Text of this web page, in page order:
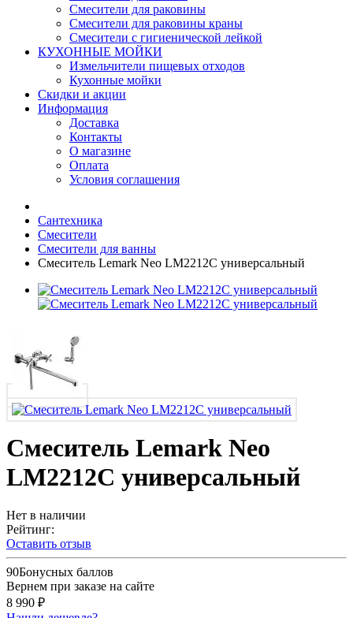
Смесители для раковины
Смесители для раковины краны
Смесители с гигиенической лейкой
КУХОННЫЕ МОЙКИ
Измельчители пищевых отходов
Кухонные мойки
Скидки и акции
Информация
Доставка
Контакты
О магазине
Оплата
Условия соглашения
Сантехника
Смесители
Смесители для ванны
Смеситель Lemark Neo LM2212C универсальный
Смеситель Lemark Neo
LM2212C универсальный
Нет в наличии
Рейтинг:
Оставить отзыв
90Бонусных баллов
Вернем при заказе на сайте
8 990 ₽